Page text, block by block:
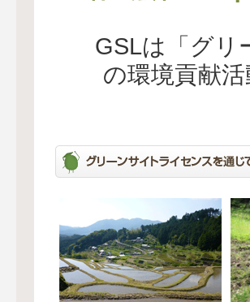
GSLは「グリ
の環境貢献